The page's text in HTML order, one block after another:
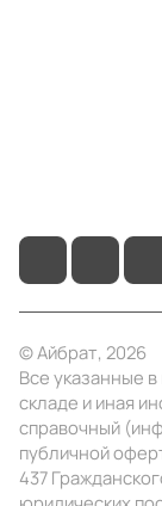
© Айбрат, 2026
Все указанные
складе и иная
справочный
публичной
437